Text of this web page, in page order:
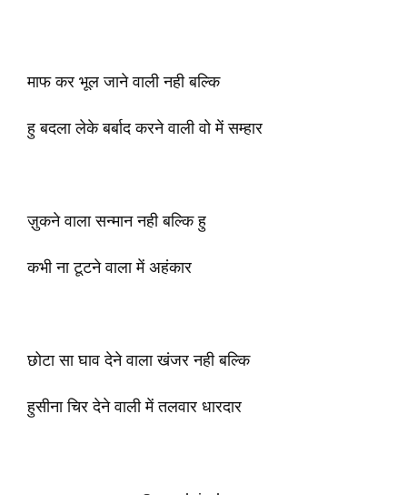
माफ कर भूल जाने वाली नही बल्कि
हु बदला लेके बर्बाद करने वाली वो में सम्हार
ज़ुकने वाला सन्मान नही बल्कि हु
कभी ना टूटने वाला में अहंकार
छोटा सा घाव देने वाला खंजर नही बल्कि
हुसीना चिर देने वाली में तलवार धारदार